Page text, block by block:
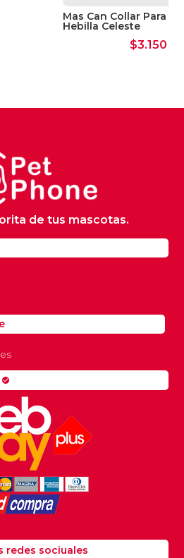
Mas Can Collar Para
Hebilla Celeste
$3.150
check_circle
de tus mascotas.
redes sociuales